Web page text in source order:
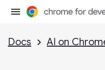
Docs AI on